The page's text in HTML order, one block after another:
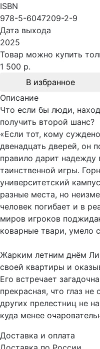
ISBN
978-5-6047209-2-9
Дата выхода
2025
Товар можно купить
1 500 р.
В избранное
Описание
Что если бы люди,
получить второй шанс?
«Если тот, кому
двенадцать дверей, он
правило дарит надежду
таинственной игры.
университетский
разные места, но
человек погибает и в
миров игроков
коварные твари, умело
Жарким летним днём
своей квартиры и
Его встречает
прекрасная, что глаз
других прелестниц не
куда менее
Доставка и оплата